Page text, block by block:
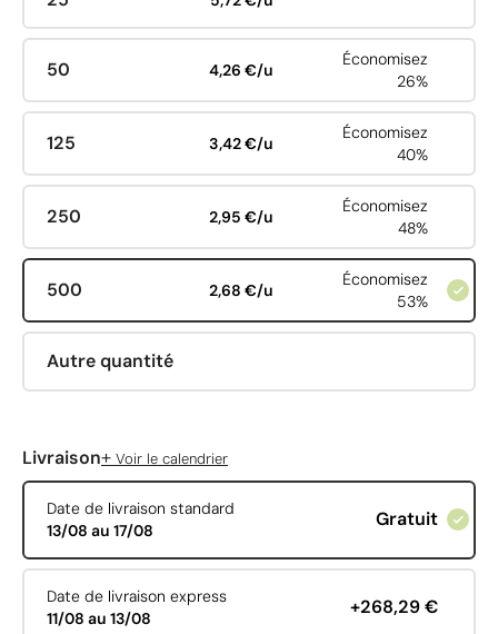
50 4,26 €/u
Économisez
26%
125 3,42 €/u
Économisez
40%
250 2,95 €/u
Économisez
48%
500 2,68 €/u
Économisez
53%
Autre quantité
Livraison+ Voir le calendrier
Date de livraison standard
13/08 au 17/08
Gratuit
Date de livraison express
11/08 au 13/08
+268,29 €